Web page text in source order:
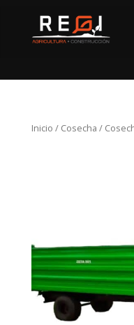
Inicio / Cosecha /